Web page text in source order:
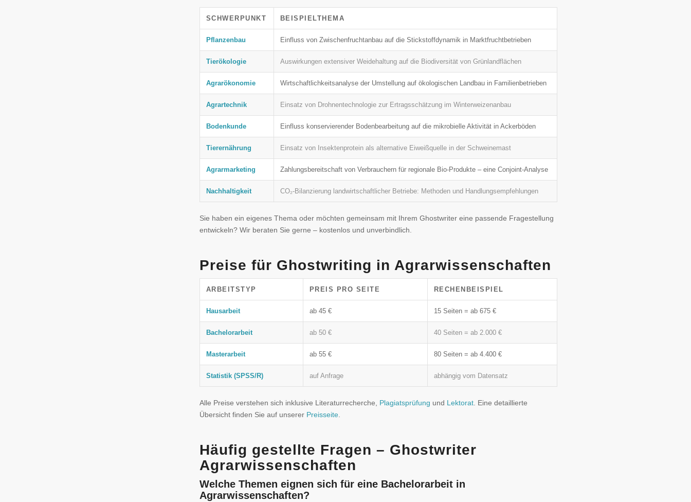
SCHWERPUNKT BEISPIELTHEMA
Pflanzenbau Einfluss von Zwischenfruchtanbau auf die Stickstoffdynamik in Marktfruchtbetrieben
Tierökologie Auswirkungen extensiver Weidehaltung auf die Biodiversität von Grünlandflächen
Agrarökonomie Wirtschaftlichkeitsanalyse der Umstellung auf ökologischen Landbau in Familienbetrieben
Agrartechnik Einsatz von Drohnentechnologie zur Ertragsschätzung im Winterweizenanbau
Bodenkunde Einfluss konservierender Bodenbearbeitung auf die mikrobielle Aktivität in Ackerböden
Tierernährung Einsatz von Insektenprotein als alternative Eiweißquelle in der Schweinemast
Agrarmarketing Zahlungsbereitschaft von Verbrauchern für regionale Bio-Produkte – eine Conjoint-Analyse
Nachhaltigkeit CO₂-Bilanzierung landwirtschaftlicher Betriebe: Methoden und Handlungsempfehlungen
Sie haben ein eigenes Thema oder möchten gemeinsam mit Ihrem Ghostwriter eine passende Fragestellung
entwickeln? Wir beraten Sie gerne – kostenlos und unverbindlich.
Preise für Ghostwriting in Agrarwissenschaften
ARBEITSTYP PREIS PRO SEITE RECHENBEISPIEL
Hausarbeit ab 45 € 15 Seiten = ab 675 €
Bachelorarbeit ab 50 € 40 Seiten = ab 2.000 €
Masterarbeit ab 55 € 80 Seiten = ab 4.400 €
Statistik (SPSS/R) auf Anfrage abhängig vom Datensatz
Alle Preise verstehen sich inklusive Literaturrecherche, Plagiatsprüfung und Lektorat. Eine detaillierte
Übersicht finden Sie auf unserer Preisseite.
Häufig gestellte Fragen – Ghostwriter
Agrarwissenschaften
Welche Themen eignen sich für eine Bachelorarbeit in
Agrarwissenschaften?